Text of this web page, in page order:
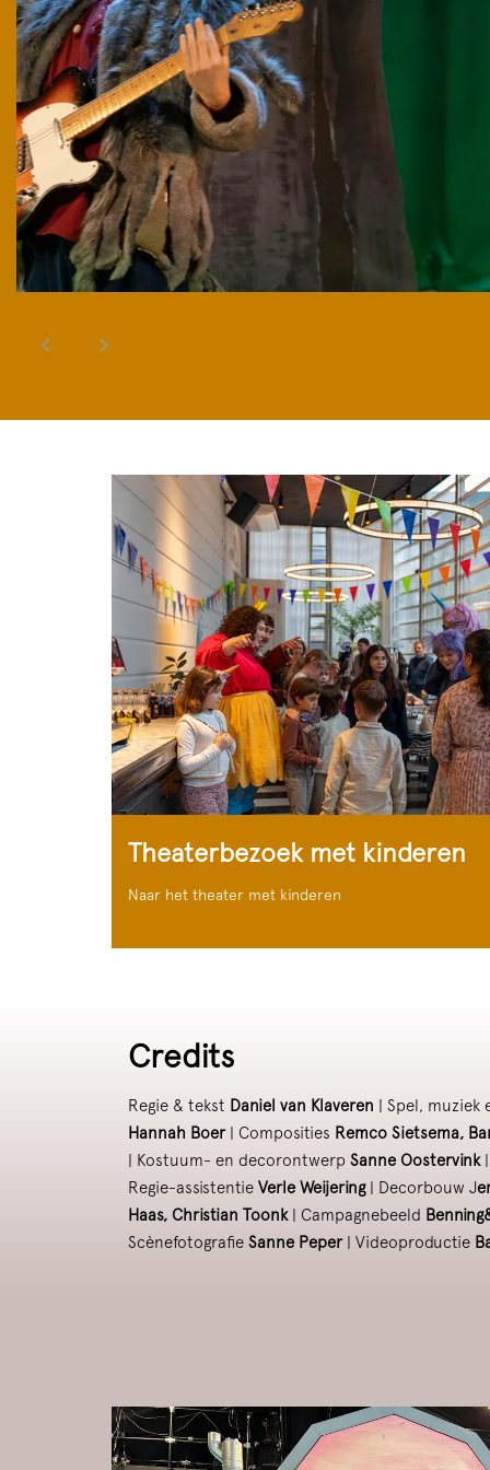
Theaterbezoek met kinderen
Naar het theater met kinderen
Credits
Regie & tekst Daniel van Klaveren | Spel,
Hannah Boer| Composities Remco Sietsema,
| Kostuum- en decorontwerp Sanne Oostervink|
Regie-assistentie Verle Weijering| Decorbouw J
Haas, Christian Toonk| Campagnebeeld
Scènefotografie Sanne Peper | Videoproductie